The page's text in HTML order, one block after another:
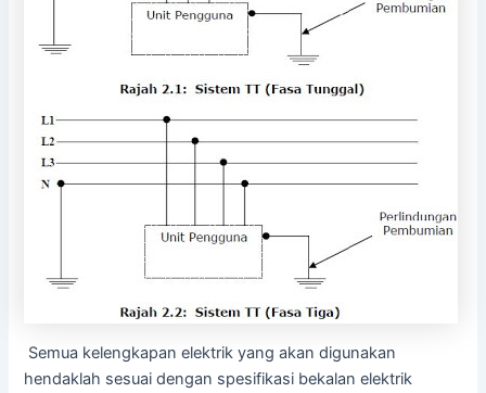
Semua kelengkapan elektrik yang akan digunakan
hendaklah sesuai dengan spesifikasi bekalan elektrik